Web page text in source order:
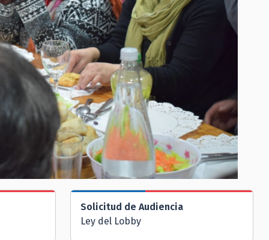
Solicitud de Audiencia
Ley del Lobby